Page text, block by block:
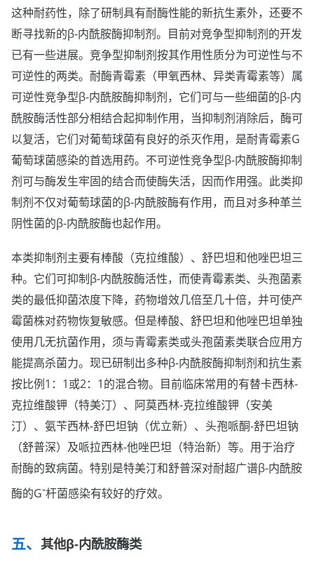
这种耐药性，除了研制具有耐酶性能的新抗生素外，还要不
断寻找新的β-内酰胺酶抑制剂。目前对竞争型抑制剂的开发
已有一些进展。竞争型抑制剂按其作用性质分为可逆性与不
可逆性的两类。耐酶青霉素（甲氧西林、异类青霉素等）属
可逆性竞争型β-内酰胺酶抑制剂，它们可与一些细菌的β-内
酰胺酶活性部分相结合起抑制作用，当抑制剂消除后，酶可
以复活，它们对葡萄球菌有良好的杀灭作用，是耐青霉素G
葡萄球菌感染的首选用药。不可逆性竞争型β-内酰胺酶抑制
剂可与酶发生牢固的结合而使酶失活，因而作用强。此类抑
制剂不仅对葡萄球菌的β-内酰胺酶有作用，而且对多种革兰
阴性菌的β-内酰胺酶也起作用。
本类抑制剂主要有棒酸（克拉维酸）、舒巴坦和他唑巴坦三
种。它们可抑制β-内酰胺酶活性，而使青霉素类、头孢菌素
类的最低抑菌浓度下降，药物增效几倍至几十倍，并可使产
霉菌株对药物恢复敏感。但是棒酸、舒巴坦和他唑巴坦单独
使用几无抗菌作用，须与青霉素类或头孢菌素类联合应用方
能提高杀菌力。现已研制出多种β-内酰胺酶抑制剂和抗生素
按比例1：1或2：1的混合物。目前临床常用的有替卡西林-
克拉维酸钾（特美汀）、阿莫西林-克拉维酸钾（安美
汀）、氨苄西林-舒巴坦钠（优立新）、头孢哌酮-舒巴坦钠
（舒普深）及哌拉西林-他唑巴坦（特治新）等。用于治疗
耐酶的致病菌。特别是特美汀和舒普深对耐超广谱β-内酰胺
酶的G-杆菌感染有较好的疗效。
其他β-内酰胺酶类